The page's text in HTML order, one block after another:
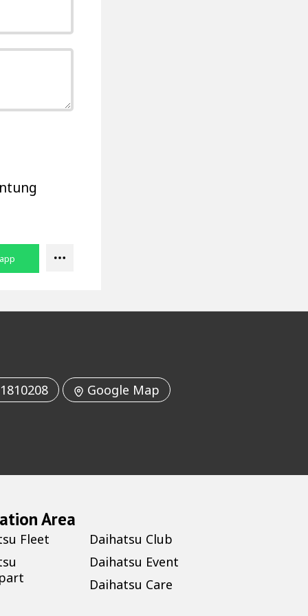
Google Map
Area
Fleet
Daihatsu Club
Daihatsu Event
Daihatsu Care